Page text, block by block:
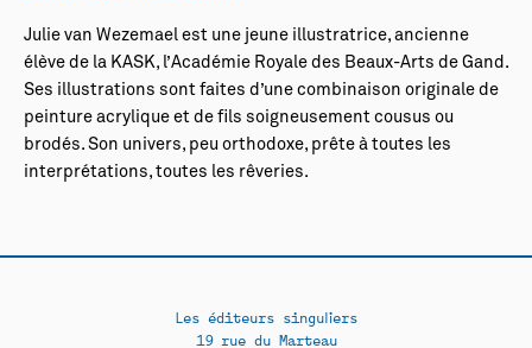
Julie van Wezemael est une jeune illustratrice, ancienne
élève de la KASK, l’Académie Royale des Beaux-Arts de Gand.
Ses illustrations sont faites d’une combinaison originale de
peinture acrylique et de fils soigneusement cousus ou
brodés. Son univers, peu orthodoxe, prête à toutes les
interprétations, toutes les rêveries.
Les éditeurs singuliers
19 rue du Marteau